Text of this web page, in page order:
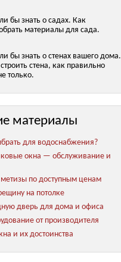
бы знать о садах. Как
материалы для сада.
бы знать о стенах вашего дома.
стена, как правильно
только.
материалы
для водоснабжения?
окна — обслуживание и
по доступным ценам
на потолке
дверь для дома и офиса
от производителя
и их достоинства